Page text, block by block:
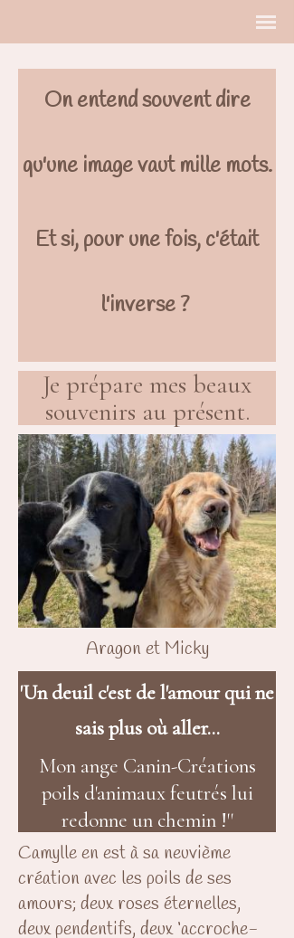
On entend souvent dire
qu'une image vaut mille mots.
Et si, pour une fois, c'était
l'inverse ?
Je prépare mes beaux
souvenirs au présent.
Aragon et Micky
'Un deuil c'est de l'amour qui ne
sais plus où aller...
Mon ange Canin-Créations
poils d'animaux feutrés lui
redonne un chemin !''
Camylle en est à sa neuvième
création avec les poils de ses
amours; deux roses éternelles,
deux pendentifs, deux ‘accroche-